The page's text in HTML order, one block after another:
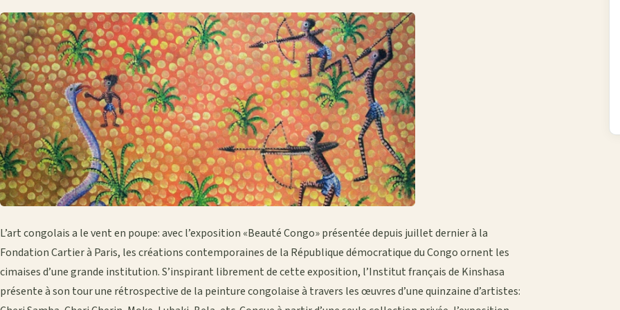
L’art congolais a le vent en poupe: avec l’exposition «Beauté Congo» présentée depuis juillet dernier à la
Fondation Cartier à Paris, les créations contemporaines de la République démocratique du Congo ornent les
cimaises d’une grande institution. S’inspirant librement de cette exposition, l’Institut français de Kinshasa
présente à son tour une rétrospective de la peinture congolaise à travers les œuvres d’une quinzaine d’artistes: